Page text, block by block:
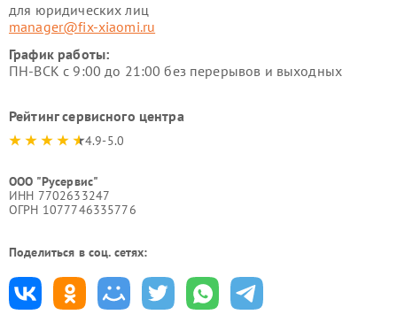
для юридических лиц
manager@fix-xiaomi.ru
График работы:
ПН-ВСК с 9:00 до 21:00 без перерывов и выходных
Рейтинг сервисного центра
4.9-5.0
ООО "Русервис"
ИНН 7702633247
ОГРН 1077746335776
Поделиться в соц. сетях: